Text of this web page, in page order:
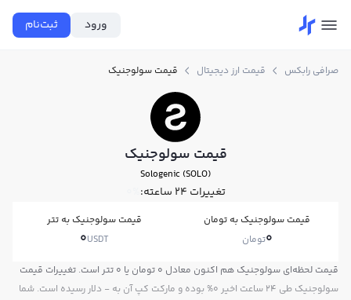
ورود ثبت‌نام
صرافی رابکس قیمت ارز دیجیتال قیمت سولوجنیک
قیمت سولوجنیک
Sologenic (SOLO)
تغییرات ۲۴ ساعته: 0%
قیمت سولوجنیک به تومان
0تومان
قیمت سولوجنیک به تتر
0USDT
قیمت لحظه‌ای سولوجنیک هم اکنون معادل 0 تومان یا 0 تتر است. تغییرات قیمت
سولوجنیک طی 24 ساعت اخیر 0% بوده و مارکت کپ آن به - دلار رسیده است. شما